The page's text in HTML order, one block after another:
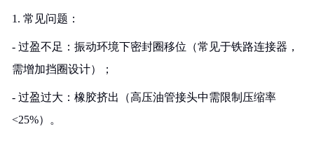
1. 常见问题：
- 过盈不足：振动环境下密封圈移位（常见于铁路连接器，
需增加挡圈设计）；
- 过盈过大：橡胶挤出（高压油管接头中需限制压缩率
<25%）。